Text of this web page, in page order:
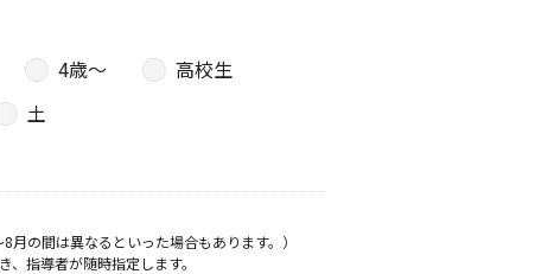
4歳〜
高校生
土
の間は異なるといった場合もあります。）
指導者が随時指定します。